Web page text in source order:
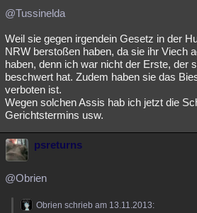
@Tussinelda
Weil sie gegen irgendein Gesetz in der
NRW berstoßen haben, da sie ihr Viech
haben, denn ich war nicht der Erste, der
beschwert hat. Zudem haben sie das
verboten ist.
Wegen solchen Assis hab ich jetzt die
Gerichtstermins usw.
psreturns
@Obrien
Obrien schrieb am 13.11.2013: